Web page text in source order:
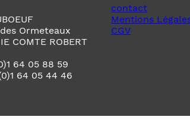
Ormeteaux
COMTE ROBERT
64 05 88 59
64 05 44 46
contact
Mentions
CGV